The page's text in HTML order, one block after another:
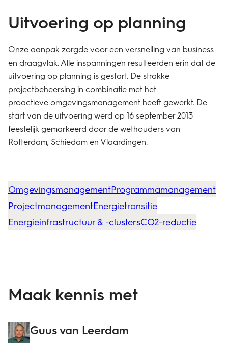
Uitvoering op planning
Onze aanpak zorgde voor een versnelling van business
en draagvlak. Alle inspanningen resulteerden erin dat de
uitvoering op planning is gestart. De strakke
projectbeheersing in combinatie met het
proactieveomgevingsmanagement heeft gewerkt. De
start van de uitvoering werd op 16 september 2013
feestelijk gemarkeerd door de wethouders van
Rotterdam, Schiedam en Vlaardingen.
OmgevingsmanagementProgrammamanagement
ProjectmanagementEnergietransitie
Energieinfrastructuur & -clustersCO2-reductie
Maak kennis met
Guus van Leerdam